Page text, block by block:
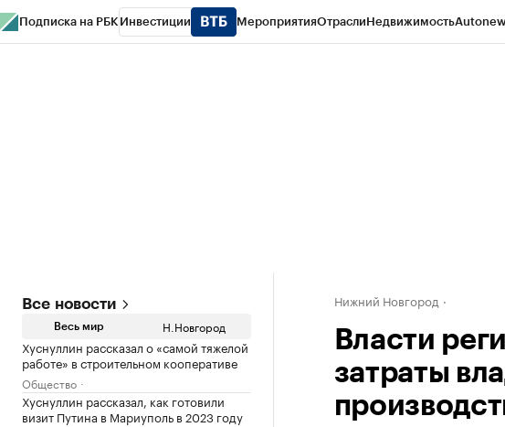
Подписка на РБК Инвестиции МероприятияОтраслиНедвижимость
Все новости
Весь мир Н.Новгород
Хуснуллин рассказал о «самой тяжелой
работе» в строительном кооперативе
Общество
Хуснуллин рассказал, как готовили
визит Путина в Мариуполь в 2023 году
Нижний Новгород
Власти
затраты